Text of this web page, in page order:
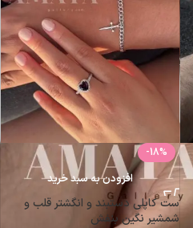
-18%
افزودن به سبد خرید
ست کاپلی دستبند و انگشتر قلب و
شمشیر نگین بنفش